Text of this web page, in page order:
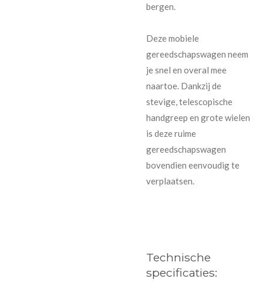
bergen.
Deze mobiele
gereedschapswagen neem
je snel en overal mee
naartoe. Dankzij de
stevige, telescopische
handgreep en grote wielen
is deze ruime
gereedschapswagen
bovendien eenvoudig te
verplaatsen.
Technische
specificaties: